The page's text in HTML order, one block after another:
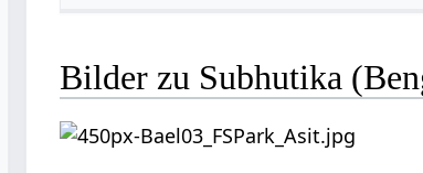
Bilder zu Subhutika